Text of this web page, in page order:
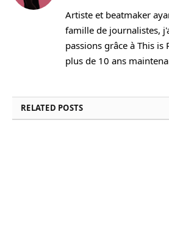
Artiste et beatmaker
famille de journalistes,
passions grâce à This is
plus de 10 ans
RELATED POSTS